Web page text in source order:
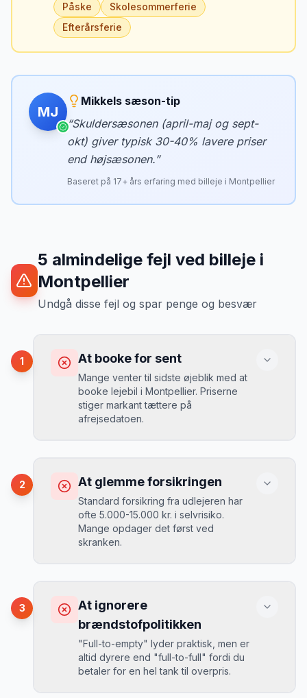
Påske
Skolesommerferie
Efterårsferie
MJ
Mikkels sæson-tip
“Skuldersæsonen (april-maj og sept-
okt) giver typisk 30-40% lavere priser
end højsæsonen.”
Baseret på 17+ års erfaring med billeje i Montpellier
5 almindelige fejl ved billeje i
Montpellier
Undgå disse fejl og spar penge og besvær
1 At booke for sent
Mange venter til sidste øjeblik med at
booke lejebil i Montpellier. Priserne
stiger markant tættere på
afrejsedatoen.
Du betaler 30-50% mere, og de bedste
biler er udsolgt.
Løsning
MJ
Mikkels erfaring
“I august 2024 så jeg priserne i
Montpellier stige fra 189 kr/dag til 349
kr/dag på bare 2 uger. Book tidligt!
2 At glemme forsikringen
Standard forsikring fra udlejeren har
ofte 5.000-15.000 kr. i selvrisiko.
Mange opdager det først ved
skranken.
Ved selv en mindre skade kan du blive
opkrævet tusindvis af kroner.
Løsning
Book altid med fuld kaskoforsikring uden
3
At ignorere
brændstofpolitikken
"Full-to-empty" lyder praktisk, men er
altid dyrere end "full-to-full" fordi du
betaler for en hel tank til overpris.